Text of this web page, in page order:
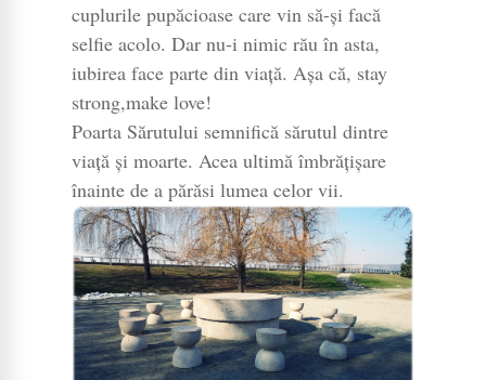
cuplurile pupăcioase care vin să-și facă
selfie acolo. Dar nu-i nimic rău în asta,
iubirea face parte din viață. Așa că, stay
strong,make love!
Poarta Sărutului semnifică sărutul dintre
viață și moarte. Acea ultimă îmbrățișare
înainte de a părăsi lumea celor vii.